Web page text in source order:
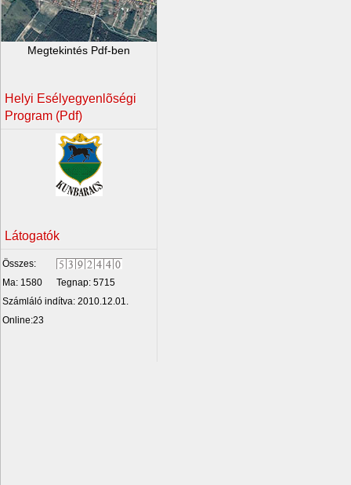
Megtekintés Pdf-ben
Helyi Esélyegyenlõségi
Program (Pdf)
Látogatók
Összes:
Ma: 1580
Tegnap: 5715
Számláló indítva: 2010.12.01.
Online:23